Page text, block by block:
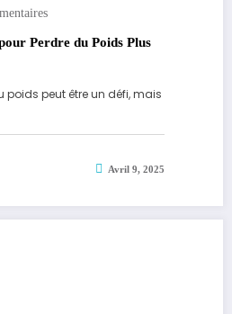
Perdre du Poids Plus
poids peut être un défi, mais
Avril 9, 2025